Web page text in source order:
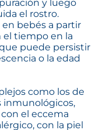
y luego
el rostro.
bebés a partir
el tiempo en la
puede persistir
o la edad
como los de
inmunológicos,
el eccema
con la piel